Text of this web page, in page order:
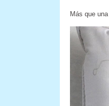
Más que una